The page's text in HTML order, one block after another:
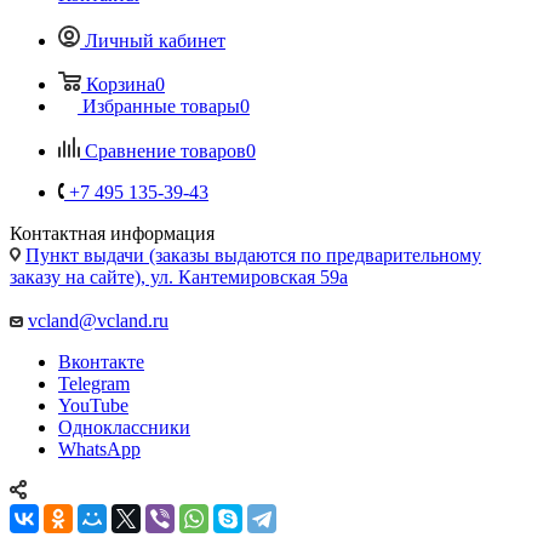
Личный кабинет
Корзина0
Избранные товары0
Сравнение товаров0
+7 495 135-39-43
Контактная информация
Пункт выдачи (заказы выдаются по предварительному
заказу на сайте), ул. Кантемировская 59а
vcland@vcland.ru
Вконтакте
Telegram
YouTube
Одноклассники
WhatsApp